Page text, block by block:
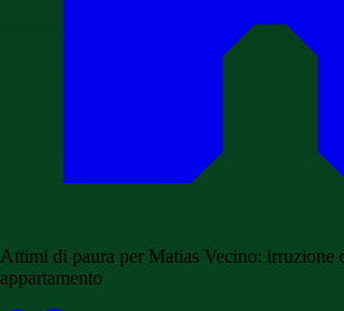
Attimi di paura per Matias Vecino: irruzione
appartamento